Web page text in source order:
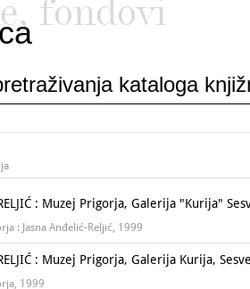
kataloga
: Muzej Prigorja, Galerija "Kurija"
: Jasna Anđelić-Reljić, 1999
: Muzej Prigorja, Galerija Kurija,
1999